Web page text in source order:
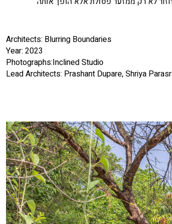
Architects: Blurring Boundaries
Year: 2023
Photographs:Inclined Studio
Lead Architects: Prashant Dupare, Shriya